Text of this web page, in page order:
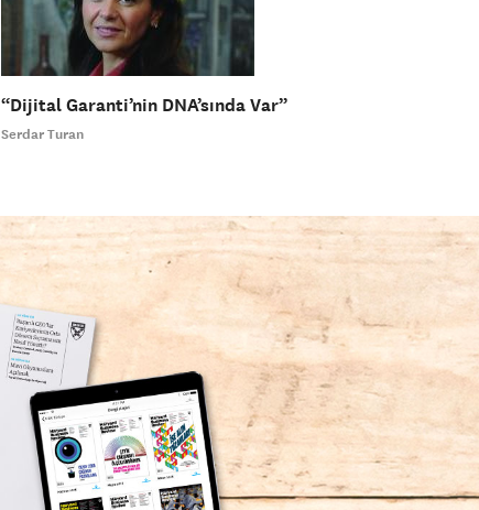
“Dijital Garanti’nin DNA’sında Var”
Serdar Turan